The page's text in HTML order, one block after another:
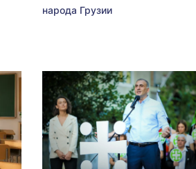
народа Грузии